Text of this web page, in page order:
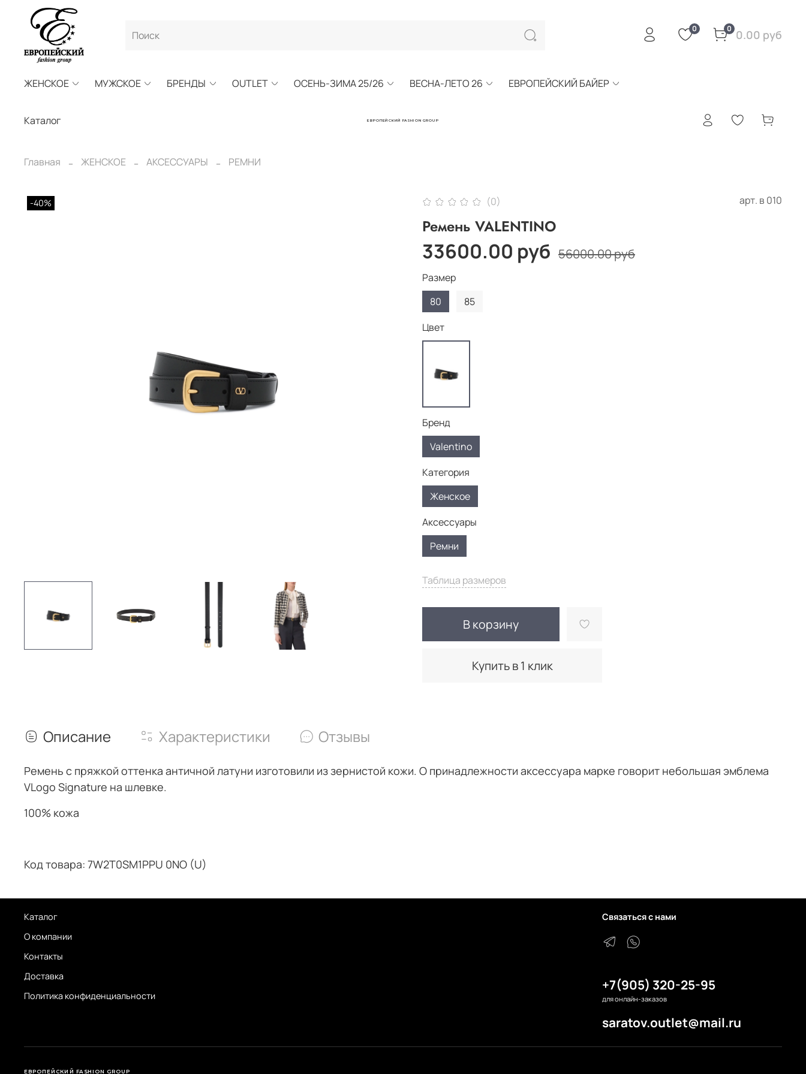
0 0 0.00 руб
ЖЕНСКОЕ МУЖСКОЕ БРЕНДЫ OUTLET ОСЕНЬ-ЗИМА 25/26 ВЕСНА-ЛЕТО 26 ЕВРОПЕЙСКИЙ БАЙЕР
ЕВРОПЕЙСКИЙ FASHION GROUP
Каталог
Главная ЖЕНСКОЕ АКСЕССУАРЫ РЕМНИ
-40% (0) арт. в 010
Ремень VALENTINO
33600.00 руб 56000.00 руб
Таблица размеров
В корзину
Купить в 1 клик
Размер
80
85
Цвет
Бренд
Valentino
Категория
Женское
Аксессуары
Ремни
Описание Характеристики Отзывы
Ремень с пряжкой оттенка античной латуни изготовили из зернистой кожи. О принадлежности аксессуара марке говорит небольшая эмблема
VLogo Signature на шлевке.
100% кожа
Код товара: 7W2T0SM1PPU 0NO (U)
Каталог
О компании
Контакты
Доставка
Политика конфиденциальности
Связаться с нами
+7(905) 320-25-95
для онлайн-заказов
saratov.outlet@mail.ru
ЕВРОПЕЙСКИЙ FASHION GROUP